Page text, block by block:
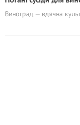
Виноград — вдячна